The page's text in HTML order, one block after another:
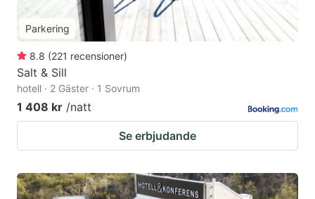
Parkering
8.8 (221 recensioner)
Salt & Sill
hotell · 2 Gäster · 1 Sovrum
1 408 kr /natt
Se erbjudande